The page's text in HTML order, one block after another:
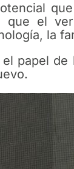
que el
la
papel